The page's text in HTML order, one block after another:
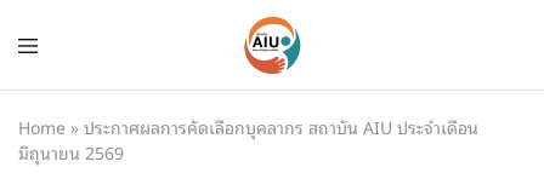
Home »ประกาศผลการคัดเลือกบุคลากร สถาบัน AIU ประจำเดือน
มิถุนายน 2569